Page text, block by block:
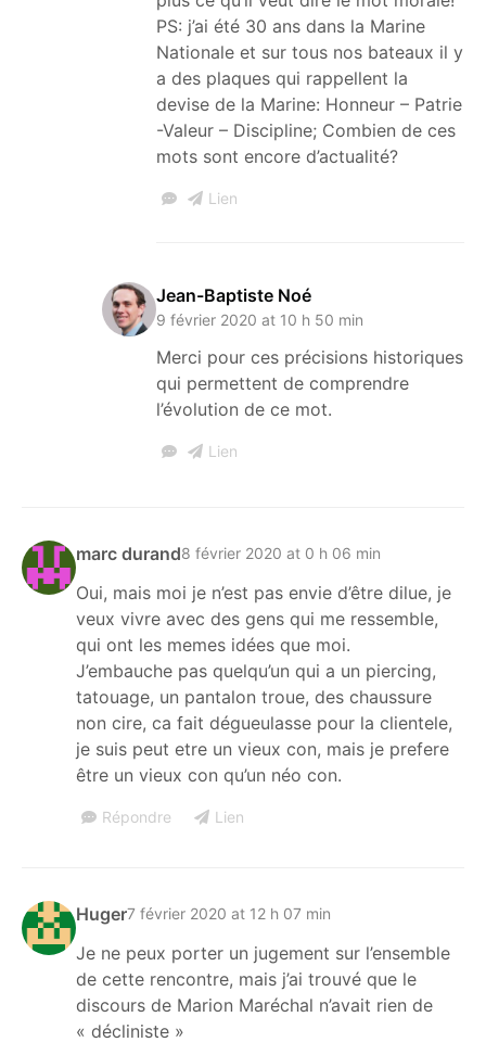
PS: j’ai été 30 ans dans la Marine
Nationale et sur tous nos bateaux il y
a des plaques qui rappellent la
devise de la Marine: Honneur – Patrie
-Valeur – Discipline; Combien de ces
mots sont encore d’actualité?
Lien
Jean-Baptiste Noé
9 février 2020 at 10 h 50 min
Merci pour ces précisions historiques
qui permettent de comprendre
l’évolution de ce mot.
Lien
marc durand8 février 2020 at 0 h 06 min
Oui, mais moi je n’est pas envie d’être dilue, je
veux vivre avec des gens qui me ressemble,
qui ont les memes idées que moi.
J’embauche pas quelqu’un qui a un piercing,
tatouage, un pantalon troue, des chaussure
non cire, ca fait dégueulasse pour la clientele,
je suis peut etre un vieux con, mais je prefere
être un vieux con qu’un néo con.
Répondre Lien
Huger7 février 2020 at 12 h 07 min
Je ne peux porter un jugement sur l’ensemble
de cette rencontre, mais j’ai trouvé que le
discours de Marion Maréchal n’avait rien de
« décliniste »